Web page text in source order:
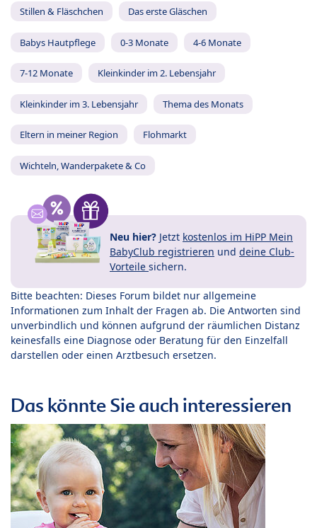
Stillen & Fläschchen Das erste Gläschen
Babys Hautpflege 0-3 Monate 4-6 Monate
7-12 Monate Kleinkinder im 2. Lebensjahr
Kleinkinder im 3. Lebensjahr Thema des Monats
Eltern in meiner Region Flohmarkt
Wichteln, Wanderpakete & Co
Neu hier? Jetzt kostenlos im HiPP Mein
BabyClub registrieren und deine Club-
Vorteile sichern.
Bitte beachten: Dieses Forum bildet nur allgemeine
Informationen zum Inhalt der Fragen ab. Die Antworten sind
unverbindlich und können aufgrund der räumlichen Distanz
keinesfalls eine Diagnose oder Beratung für den Einzelfall
darstellen oder einen Arztbesuch ersetzen.
Das könnte Sie auch interessieren